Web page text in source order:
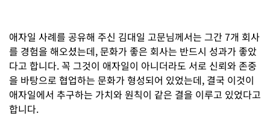
애자일 사례를 공유해 주신 김대일 고문님께서는 그간 7개 회사
를 경험을 해오셨는데, 문화가 좋은 회사는 반드시 성과가 좋았
다고 합니다. 꼭 그것이 애자일이 아니더라도 서로 신뢰와 존중
을 바탕으로 협업하는 문화가 형성되어 있었는데, 결국 이것이
애자일에서 추구하는 가치와 원칙이 같은 결을 이루고 있었다고
합니다.